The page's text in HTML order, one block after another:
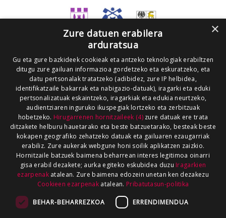
×
Zure datuen erabilera
arduratsua
Gu eta gure bazkideek cookieak eta antzeko teknologiak erabiltzen
ditugu zure gailuan informazioa gordetzeko eta eskuratzeko, eta
datu pertsonalak tratatzeko (adibidez, zure IP helbidea,
identifikatzaile bakarrak eta nabigazio-datuak), iragarki eta eduki
pertsonalizatuak eskaintzeko, iragarkiak eta edukia neurtzeko,
audientziaren inguruko ikuspegiak lortzeko eta zerbitzuak
hobetzeko. Hirugarrenen hornitzaileek (4)zure datuak ere trata
ditzakete helburu hauetarako eta beste batzuetarako, besteak beste
kokapen geografiko zehatzeko datuak eta gailuaren ezaugarriak
erabiliz. Zure aukerak webgune honi soilik aplikatzen zaizkio.
Hornitzaile batzuek baimena beharrean interes legitimoa oinarri
gisa erabil dezakete; aurka egiteko eskubidea duzu Iragarkien
ezarpenakatalean. Zure baimena edozein unetan ken dezakezu
Cookieen ezarpenak atalean. Pribatutasun-politika
BEHAR-BEHARREZKOA ERRENDIMENDUA